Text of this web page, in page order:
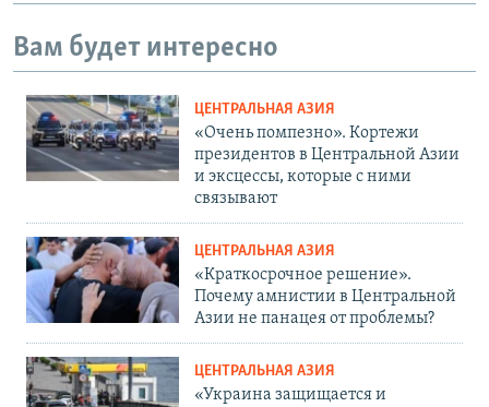
Вам будет интересно
ЦЕНТРАЛЬНАЯ АЗИЯ
«Очень помпезно». Кортежи
президентов в Центральной Азии
и эксцессы, которые с ними
связывают
ЦЕНТРАЛЬНАЯ АЗИЯ
«Краткосрочное решение».
Почему амнистии в Центральной
Азии не панацея от проблемы?
ЦЕНТРАЛЬНАЯ АЗИЯ
«Украина защищается и